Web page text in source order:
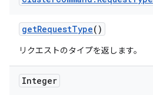
getRequestType()
リクエストのタイプを返します。
Integer